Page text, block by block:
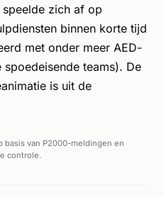
zich af op
binnen korte tijd
met onder meer AED-
teams). De
is uit de
basis van P2000-meldingen en
controle.